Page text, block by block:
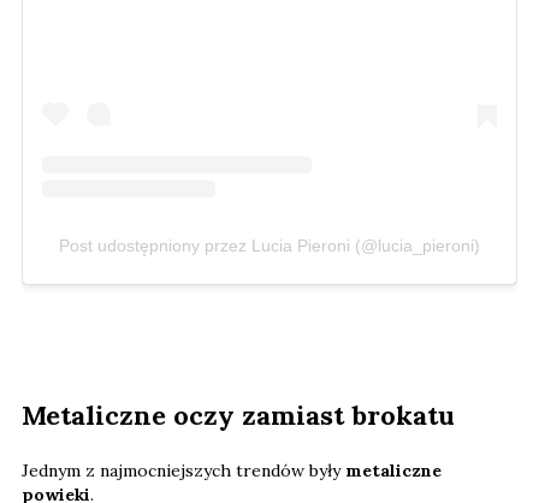
Post udostępniony przez Lucia Pieroni (@lucia_pieroni)
Metaliczne oczy zamiast brokatu
Jednym z najmocniejszych trendów były metaliczne
powieki.